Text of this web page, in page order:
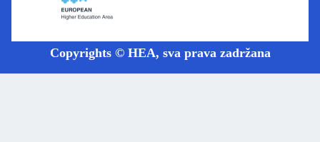
Copyrights © HEA, sva prava zadržana